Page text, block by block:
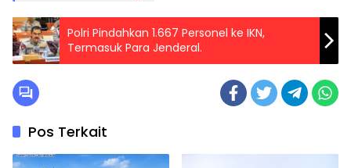
Polri Pindahkan 1.667 Personel ke IKN,
Termasuk Para Jenderal.
Pos Terkait